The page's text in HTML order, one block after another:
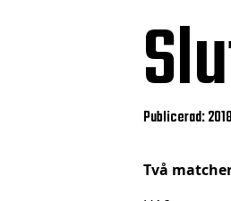
Publicerad:
Två